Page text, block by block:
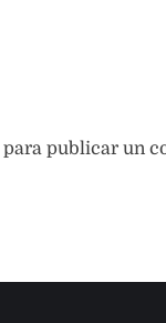
para publicar un